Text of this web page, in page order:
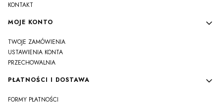
KONTAKT
MOJE KONTO
TWOJE ZAMÓWIENIA
USTAWIENIA KONTA
PRZECHOWALNIA
PŁATNOŚCI I DOSTAWA
FORMY PŁATNOŚCI